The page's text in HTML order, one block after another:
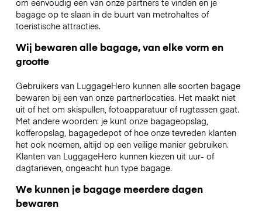
bagage op te slaan in de buurt van metrohaltes of
toeristische attracties.
Wij bewaren alle bagage, van elke vorm en
grootte
Gebruikers van LuggageHero kunnen alle soorten bagage
bewaren bij een van onze partnerlocaties. Het maakt niet
uit of het om skispullen, fotoapparatuur of rugtassen gaat.
Met andere woorden: je kunt onze bagageopslag,
kofferopslag, bagagedepot of hoe onze tevreden klanten
het ook noemen, altijd op een veilige manier gebruiken.
Klanten van LuggageHero kunnen kiezen uit uur- of
dagtarieven, ongeacht hun type bagage.
We kunnen je bagage meerdere dagen
bewaren